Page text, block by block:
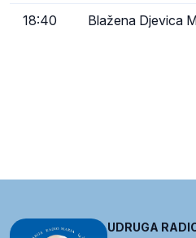
18:40 Blažena Djevica
UDRUGA